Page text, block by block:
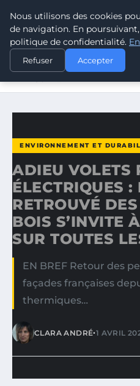
CLIMATE
ACCUEIL
ENVIRONNEMENT ET
ADIEU VOLETS ROULANTS
ENVIRONNEMENT ET
ADIEU VOLETS
ÉLECTRIQUES :
RETROUVÉ
BOIS S’INVITE
SUR TOUTES
EN BREF Retour des
façades françaises
thermiques…
CLARA ANDRÉ•1 AVRIL
Nous utilisons des cookies
de navigation. En
politique de confidentialité.
Refuser Accepter